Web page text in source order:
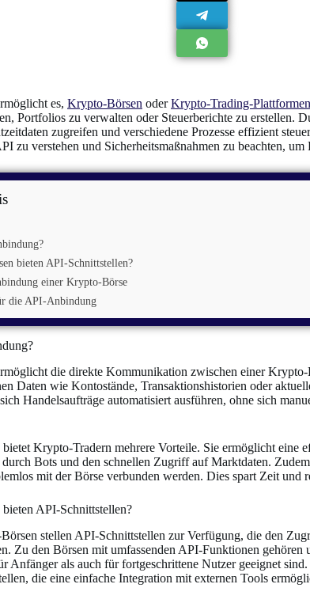
es, Krypto-Börsen oderKrypto-Trading-Plattformen
Portfolios zu verwalten oder Steuerberichte zu erstellen.
zugreifen und verschiedene Prozesse effizient
zu verstehen und Sicherheitsmaßnahmen zu beachten,
bieten API-Schnittstellen?
einer Krypto-Börse
die API-Anbindung
die direkte Kommunikation zwischen einer
Daten wie Kontostände, Transaktionshistorien oder
Handelsaufträge automatisiert ausführen, ohne sich
Krypto-Tradern mehrere Vorteile. Sie ermöglicht eine
Bots und den schnellen Zugriff auf Marktdaten.
mit der Börse verbunden werden. Dies spart Zeit und
API-Schnittstellen?
stellen API-Schnittstellen zur Verfügung, die den
Zu den Börsen mit umfassenden API-Funktionen gehören
Anfänger als auch für fortgeschrittene Nutzer geeignet
die eine einfache Integration mit externen Tools